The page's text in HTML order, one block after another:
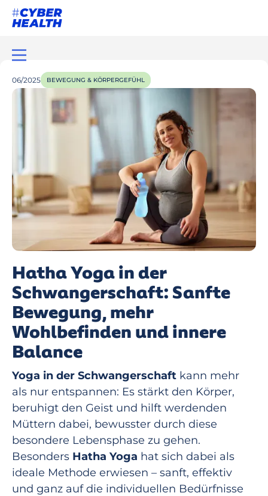
06/2025 BEWEGUNG & KÖRPERGEFÜHL
Hatha Yoga in der
Schwangerschaft: Sanfte
Bewegung, mehr
Wohlbefinden und innere
Balance
Yoga in der Schwangerschaft kann mehr
als nur entspannen: Es stärkt den Körper,
beruhigt den Geist und hilft werdenden
Müttern dabei, bewusster durch diese
besondere Lebensphase zu gehen.
Besonders Hatha Yoga hat sich dabei als
ideale Methode erwiesen – sanft, effektiv
und ganz auf die individuellen Bedürfnisse